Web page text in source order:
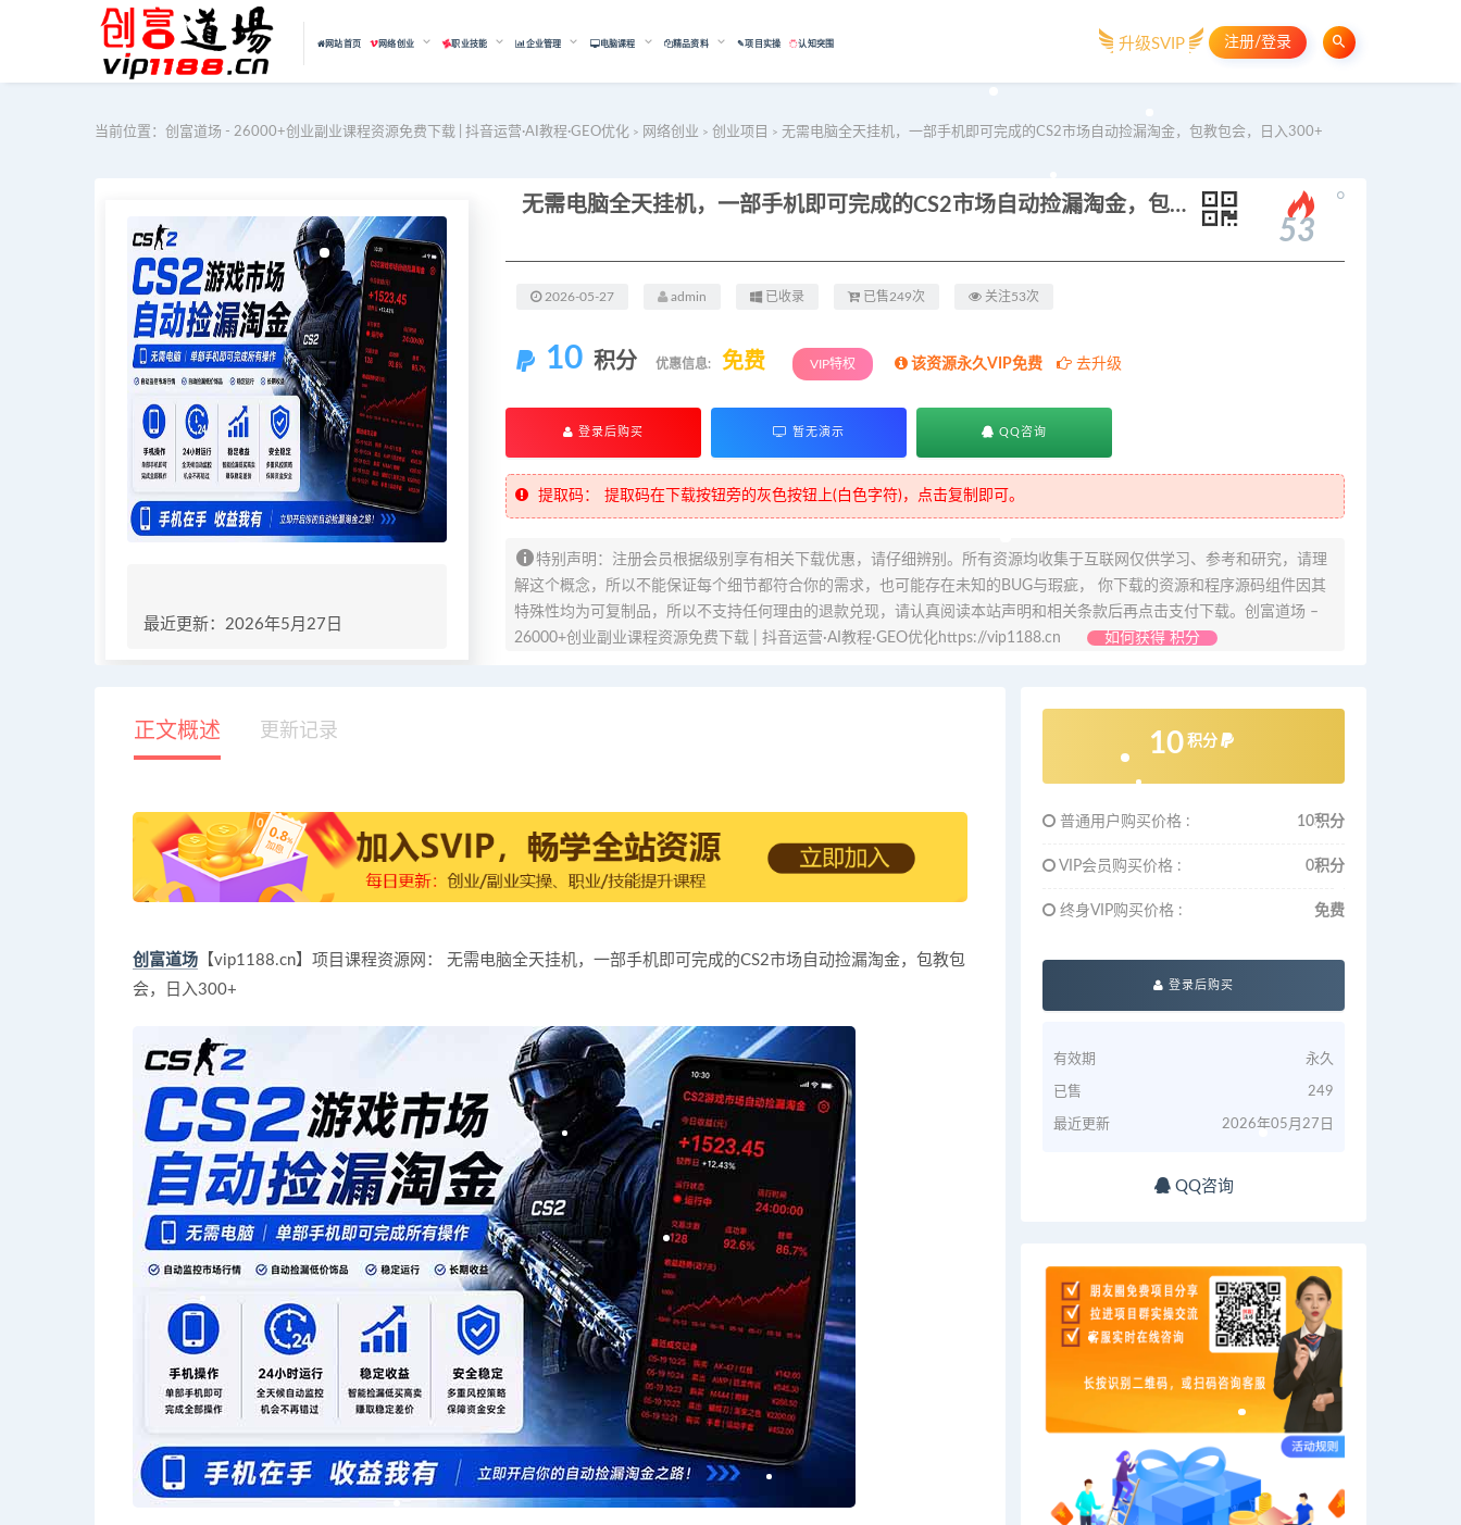
网站首页 网络创业 职业技能 企业管理 电脑课程 精品资料 ✎项目实操 认知突围 升级SVIP 注册/登录
当前位置： 创富道场 - 26000+创业副业课程资源免费下载 | 抖音运营·AI教程·GEO优化 > 网络创业 > 创业项目 > 无需电脑全天挂机，一部手机即可完成的CS2市场自动捡漏淘金，包教包会，日入300+
最近更新：2026年5月27日
无需电脑全天挂机，一部手机即可完成的CS2市场自动捡漏淘金，包教包会，日入300+
53
。
2026-05-27 admin 已收录 已售249次 关注53次
10 积分 优惠信息: 免费 VIP特权 该资源永久VIP免费 去升级
登录后购买 暂无演示 QQ咨询
提取码： 提取码在下载按钮旁的灰色按钮上(白色字符)，点击复制即可。
特别声明：注册会员根据级别享有相关下载优惠，请仔细辨别。所有资源均收集于互联网仅供学习、参考和研究，请理
解这个概念，所以不能保证每个细节都符合你的需求，也可能存在未知的BUG与瑕疵， 你下载的资源和程序源码组件因其
特殊性均为可复制品，所以不支持任何理由的退款兑现，请认真阅读本站声明和相关条款后再点击支付下载。创富道场 –
26000+创业副业课程资源免费下载 | 抖音运营·AI教程·GEO优化https://vip1188.cn
如何获得 积分
正文概述 更新记录
创富道场 【vip1188.cn】项目课程资源网： 无需电脑全天挂机，一部手机即可完成的CS2市场自动捡漏淘金，包教包
会，日入300+
10 积分
普通用户购买价格 : 10积分
VIP会员购买价格 : 0积分
终身VIP购买价格 : 免费
登录后购买
有效期 永久
已售 249
最近更新 2026年05月27日
QQ咨询